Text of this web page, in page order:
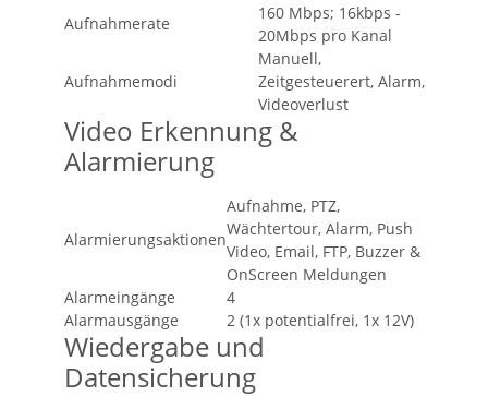
Aufnahmerate
160 Mbps; 16kbps -
20Mbps pro Kanal
Aufnahmemodi
Manuell,
Zeitgesteuerert, Alarm,
Videoverlust
Video Erkennung &
Alarmierung
Alarmierungsaktionen
Aufnahme, PTZ,
Wächtertour, Alarm, Push
Video, Email, FTP, Buzzer &
OnScreen Meldungen
Alarmeingänge
4
Alarmausgänge
2 (1x potentialfrei, 1x 12V)
Wiedergabe und
Datensicherung